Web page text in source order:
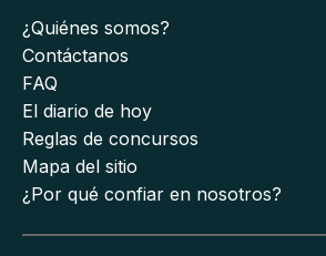
¿Quiénes somos?
Contáctanos
FAQ
El diario de hoy
Reglas de concursos
Mapa del sitio
¿Por qué confiar en nosotros?